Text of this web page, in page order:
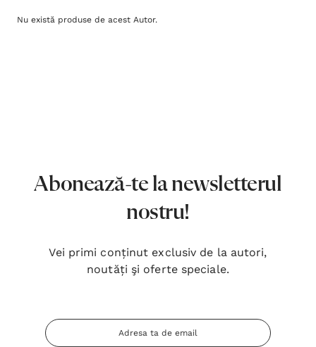
Inima Omului
Nu există produse de acest Autor.
Abonează-te la newsletterul
nostru!
Vei primi conținut exclusiv de la autori,
noutăți şi oferte speciale.
Adresa
Email